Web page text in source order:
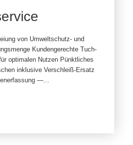
von Umweltschutz- und
Kundengerechte Tuch­
optimalen Nutzen Pünktliches
inklusive Verschleiß-Ersatz
—...